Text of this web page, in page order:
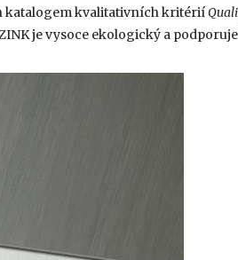
katalogem kvalitativních kritérií
je vysoce ekologický a